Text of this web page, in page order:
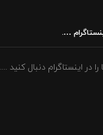
….
را در اینستاگرام دنبال کنید ....